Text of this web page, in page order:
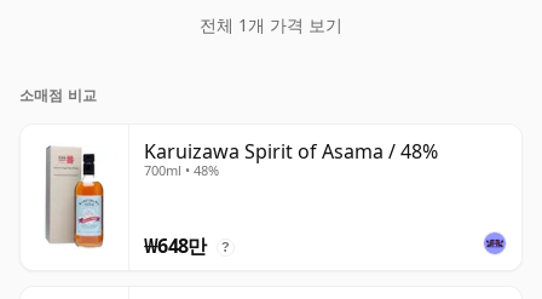
전체 1개 가격 보기
소매점 비교
Karuizawa Spirit of Asama / 48%
700ml • 48%
₩648만 ?